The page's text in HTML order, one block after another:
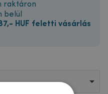
raktáron
belül
HUF feletti vásárlás